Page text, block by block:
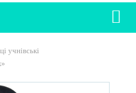
учнівські